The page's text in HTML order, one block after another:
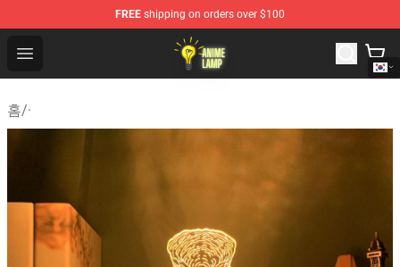
FREE shipping on orders over $100
Open menu
Anime Lamp Shop - The Best Store of Anime Lamp
홈/·